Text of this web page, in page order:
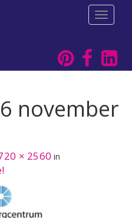
T
o
g
l
e
v
november
× 2560 in